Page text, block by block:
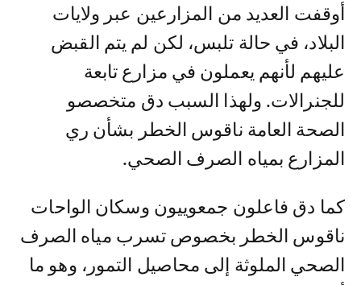
أوقفت العديد من المزارعين عبر ولايات
البلاد، في حالة تلبس، لكن لم يتم القبض
عليهم لأنهم يعملون في مزارع تابعة
للجنرالات. ولهذا السبب دق متخصصو
الصحة العامة ناقوس الخطر بشأن ري
المزارع بمياه الصرف الصحي.
كما دق فاعلون جمعوييون وسكان الواحات
ناقوس الخطر بخصوص تسرب مياه الصرف
الصحي الملوثة إلى محاصيل التمور، وهو ما